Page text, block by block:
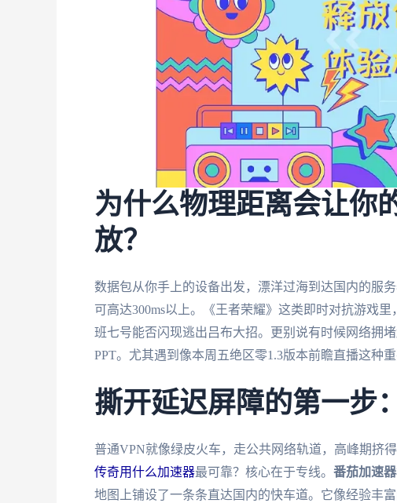
为什么物理距离会让你
放？
数据包从你手上的设备出发，漂洋过海到达国内的服
可高达300ms以上。《王者荣耀》这类即时对抗游戏
班七号能否闪现逃出吕布大招。更别说有时候网络拥
PPT。尤其遇到像本周五绝区零1.3版本前瞻直播这种
撕开延迟屏障的第一步
普通VPN就像绿皮火车，走公共网络轨道，高峰期挤
传奇用什么加速器最可靠？核心在于专线。 番茄加速器
地图上铺设了一条条直达国内的快车道。它像经验丰